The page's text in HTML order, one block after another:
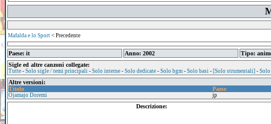
Mafalda e lo Sport < Precedente
Paese: it Anno: 2002
Tipo:
Sigle ed altre canzoni collegate:
Tutte - Solo sigle / temi principali - Solo interne - Solo dedicate - Solo bgm - Solo basi - [Solo strumentali] - Solo
Altre versioni:
Titolo
Paese
Ojamajo Doremi jp
Descrizione: